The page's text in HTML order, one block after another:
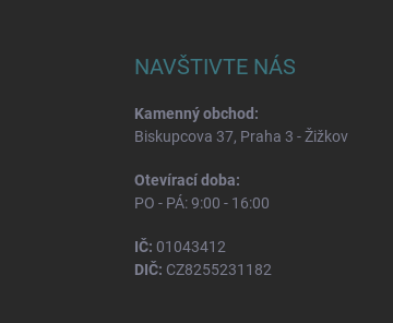
NAVŠTIVTE NÁS
Kamenný obchod:
Biskupcova 37, Praha 3 - Žižkov
Otevírací doba:
PO - PÁ: 9:00 - 16:00
IČ: 01043412
DIČ: CZ8255231182